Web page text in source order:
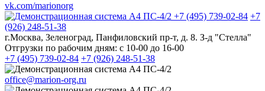
vk.com/marionorg
+7 (495) 739-02-84 +7
(926) 248-51-38
г.Москва, Зеленоград, Панфиловский пр-т, д. 8. З-д "Стелла"
Отгрузки по рабочим дням: с 10-00 до 16-00
+7 (495) 739-02-84 +7 (926) 248-51-38
office@marion-org.ru